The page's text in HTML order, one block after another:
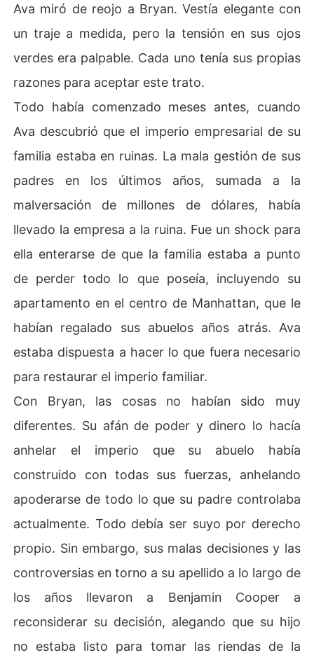
Ava miró de reojo a Bryan. Vestía elegante con
un traje a medida, pero la tensión en sus ojos
verdes era palpable. Cada uno tenía sus propias
razones para aceptar este trato.
Todo había comenzado meses antes, cuando
Ava descubrió que el imperio empresarial de su
familia estaba en ruinas. La mala gestión de sus
padres en los últimos años, sumada a la
malversación de millones de dólares, había
llevado la empresa a la ruina. Fue un shock para
ella enterarse de que la familia estaba a punto
de perder todo lo que poseía, incluyendo su
apartamento en el centro de Manhattan, que le
habían regalado sus abuelos años atrás. Ava
estaba dispuesta a hacer lo que fuera necesario
para restaurar el imperio familiar.
Con Bryan, las cosas no habían sido muy
diferentes. Su afán de poder y dinero lo hacía
anhelar el imperio que su abuelo había
construido con todas sus fuerzas, anhelando
apoderarse de todo lo que su padre controlaba
actualmente. Todo debía ser suyo por derecho
propio. Sin embargo, sus malas decisiones y las
controversias en torno a su apellido a lo largo de
los años llevaron a Benjamin Cooper a
reconsiderar su decisión, alegando que su hijo
no estaba listo para tomar las riendas de la